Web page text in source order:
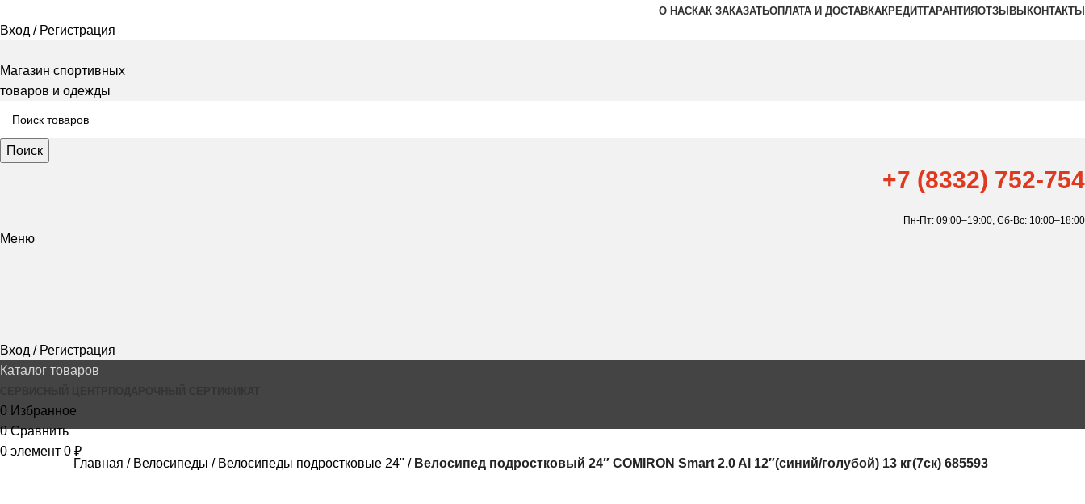
О НАСКАК ЗАКАЗАТЬОПЛАТА И ДОСТАВКАКРЕДИТГАРАНТИЯОТЗЫВЫ КОНТАКТЫ
Вход / Регистрация
Магазин спортивных
товаров и одежды
Поиск
+7 (8332) 752-754
Пн-Пт: 09:00–19:00, Сб-Вс: 10:00–18:00
Меню
Вход / Регистрация
Каталог товаров
0 Избранное
0 Сравнить
0 элемент 0 ₽
Главная
Велосипеды Велосипеды подростковые 24" Велосипед подростковый 24″ COMIRON Smart 2.0 Al 12″(синий/голубой) 13 кг(7ск) 685593